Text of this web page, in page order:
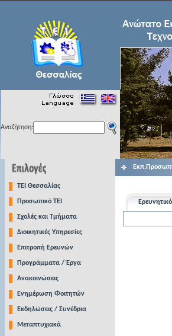
Αναζήτηση:
TEI Θεσσαλίας
Προσωπικό ΤΕΙ
Σχολές και Τμήματα
Διοικητικές Υπηρεσίες
Επιτροπή Ερευνών
Προγράμματα / Έργα
Ανακοινώσεις
Ενημέρωση Φοιτητών
Εκδηλώσεις / Συνέδρια
Μεταπτυχιακά